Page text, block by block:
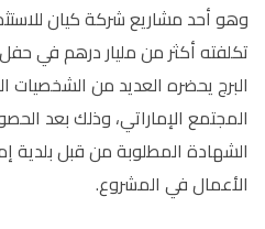
وهو أحد مشاريع شركة كيان
تكلفته أكثر من مليار درهم
البرج يحضره العديد من
المجتمع الإماراتي، وذلك بعد
الشهادة المطلوبة من قبل بلدية
الأعمال في المشروع.